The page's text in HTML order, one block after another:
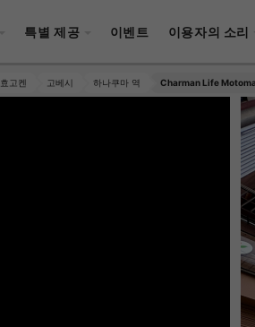
특별 제공 이벤트 이용자의 소리
효고켄 고베시 하나쿠마 역 Charman Life